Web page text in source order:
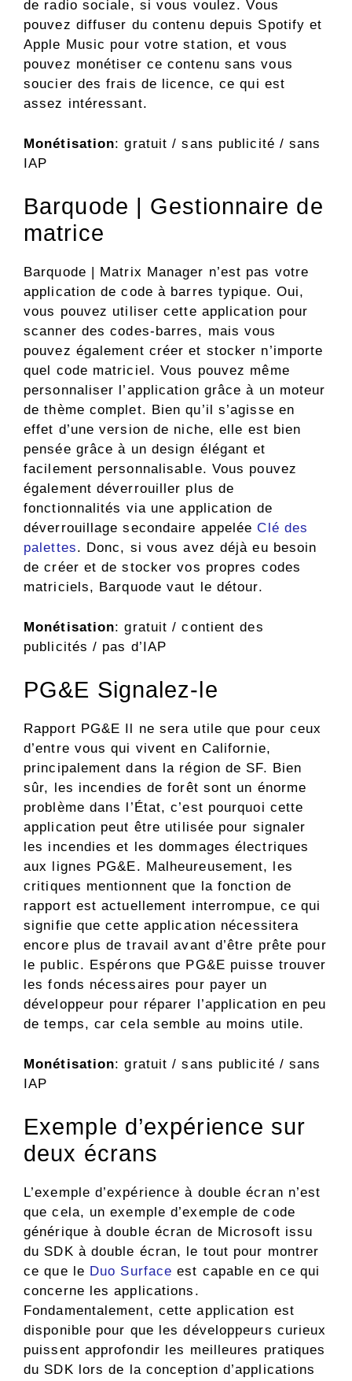
de radio sociale, si vous voulez. Vous
pouvez diffuser du contenu depuis Spotify et
Apple Music pour votre station, et vous
pouvez monétiser ce contenu sans vous
soucier des frais de licence, ce qui est
assez intéressant.
Monétisation: gratuit / sans publicité / sans
IAP
Barquode | Gestionnaire de
matrice
Barquode | Matrix Manager n’est pas votre
application de code à barres typique. Oui,
vous pouvez utiliser cette application pour
scanner des codes-barres, mais vous
pouvez également créer et stocker n’importe
quel code matriciel. Vous pouvez même
personnaliser l’application grâce à un moteur
de thème complet. Bien qu’il s’agisse en
effet d’une version de niche, elle est bien
pensée grâce à un design élégant et
facilement personnalisable. Vous pouvez
également déverrouiller plus de
fonctionnalités via une application de
déverrouillage secondaire appeléeClé des
palettes. Donc, si vous avez déjà eu besoin
de créer et de stocker vos propres codes
matriciels, Barquode vaut le détour.
Monétisation: gratuit / contient des
publicités / pas d’IAP
PG&E Signalez-le
Rapport PG&E Il ne sera utile que pour ceux
d’entre vous qui vivent en Californie,
principalement dans la région de SF. Bien
sûr, les incendies de forêt sont un énorme
problème dans l’État, c’est pourquoi cette
application peut être utilisée pour signaler
les incendies et les dommages électriques
aux lignes PG&E. Malheureusement, les
critiques mentionnent que la fonction de
rapport est actuellement interrompue, ce qui
signifie que cette application nécessitera
encore plus de travail avant d’être prête pour
le public. Espérons que PG&E puisse trouver
les fonds nécessaires pour payer un
développeur pour réparer l’application en peu
de temps, car cela semble au moins utile.
Monétisation: gratuit / sans publicité / sans
IAP
Exemple d’expérience sur
deux écrans
L’exemple d’expérience à double écran n’est
que cela, un exemple d’exemple de code
générique à double écran de Microsoft issu
du SDK à double écran, le tout pour montrer
ce que le Duo Surface est capable en ce qui
concerne les applications.
Fondamentalement, cette application est
disponible pour que les développeurs curieux
puissent approfondir les meilleures pratiques
du SDK lors de la conception d’applications